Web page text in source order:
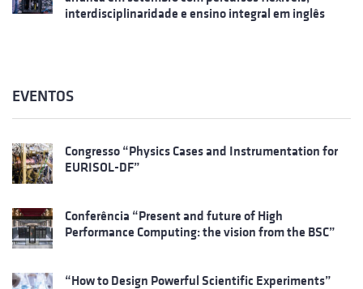
interdisciplinaridade e ensino integral em inglês
EVENTOS
Congresso “Physics Cases and Instrumentation for
EURISOL-DF”
Conferência “Present and future of High
Performance Computing: the vision from the BSC”
“How to Design Powerful Scientific Experiments”